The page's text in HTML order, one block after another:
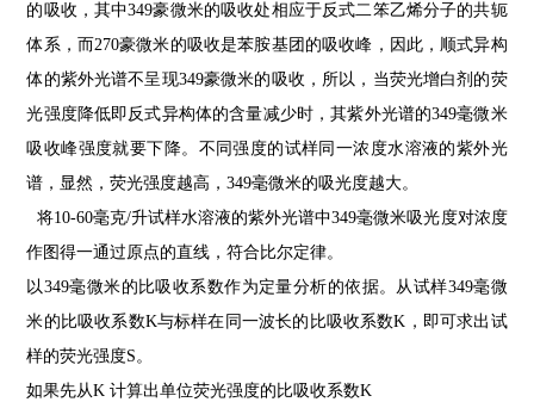
的吸收，其中349豪微米的吸收处相应于反式二笨乙烯分子的共轭
体系，而270豪微米的吸收是苯胺基团的吸收峰，因此，顺式异构
体的紫外光谱不呈现349豪微米的吸收，所以，当荧光增白剂的荧
光强度降低即反式异构体的含量减少时，其紫外光谱的349毫微米
吸收峰强度就要下降。不同强度的试样同一浓度水溶液的紫外光
谱，显然，荧光强度越高，349毫微米的吸光度越大。
将10-60毫克/升试样水溶液的紫外光谱中349毫微米吸光度对浓度
作图得一通过原点的直线，符合比尔定律。
以349毫微米的比吸收系数作为定量分析的依据。从试样349毫微
米的比吸收系数K与标样在同一波长的比吸收系数K ，即可求出试
样的荧光强度S。
如果先从K计算出单位荧光强度的比吸收系数K